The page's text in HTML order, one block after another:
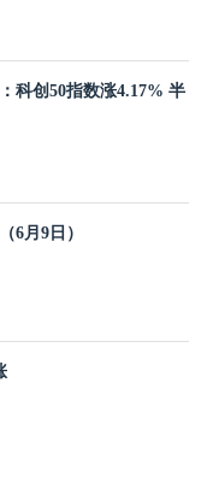
科创50指数涨4.17% 半
6月9日）